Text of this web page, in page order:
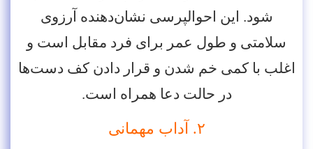
شود. این احوالپرسی نشان‌دهنده آرزوی
سلامتی و طول عمر برای فرد مقابل است و
اغلب با کمی خم شدن و قرار دادن کف دست‌ها
در حالت دعا همراه است.
۲. آداب مهمانی